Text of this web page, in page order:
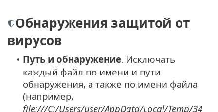
Обнаружения защитой от
вирусов
• Путь и обнаружение. Исключать
каждый файл по имени и пути
обнаружения, а также по имени файла
(например,
file:///C:/Users/user/AppData/Local/Temp/34